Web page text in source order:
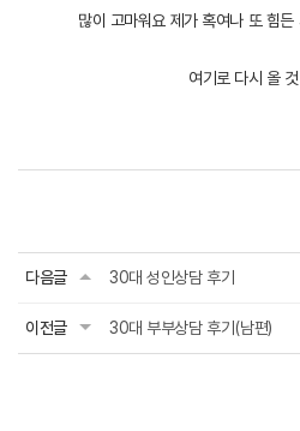
많이 고마워요 제가 혹여나 또 힘
여기로 다시 올
다음글 30대 성인상담 후기
이전글 30대 부부상담 후기(남편)